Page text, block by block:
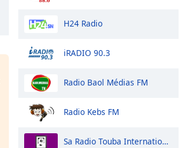
H24 Radio
iRADIO 90.3
Radio Baol Médias FM
Radio Kebs FM
Sa Radio Touba Internationale